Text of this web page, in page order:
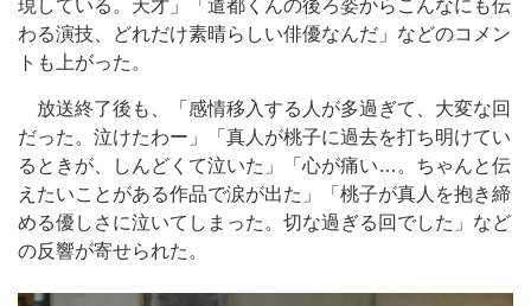
現している。天才」「遣都くんの後ろ姿からこんなにも伝
わる演技、どれだけ素晴らしい俳優なんだ」などのコメン
トも上がった。
放送終了後も、「感情移入する人が多過ぎて、大変な回
だった。泣けたわー」「真人が桃子に過去を打ち明けてい
るときが、しんどくて泣いた」「心が痛い…。ちゃんと伝
えたいことがある作品で涙が出た」「桃子が真人を抱き締
める優しさに泣いてしまった。切な過ぎる回でした」など
の反響が寄せられた。